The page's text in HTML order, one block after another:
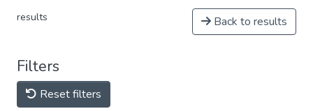
results Back to results
Filters
Reset filters